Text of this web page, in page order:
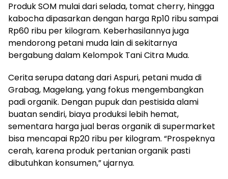
Produk SOM mulai dari selada, tomat cherry, hingga
kabocha dipasarkan dengan harga Rp10 ribu sampai
Rp60 ribu per kilogram. Keberhasilannya juga
mendorong petani muda lain di sekitarnya
bergabung dalam Kelompok Tani Citra Muda.
Cerita serupa datang dari Aspuri, petani muda di
Grabag, Magelang, yang fokus mengembangkan
padi organik. Dengan pupuk dan pestisida alami
buatan sendiri, biaya produksi lebih hemat,
sementara harga jual beras organik di supermarket
bisa mencapai Rp20 ribu per kilogram. “Prospeknya
cerah, karena produk pertanian organik pasti
dibutuhkan konsumen,” ujarnya.